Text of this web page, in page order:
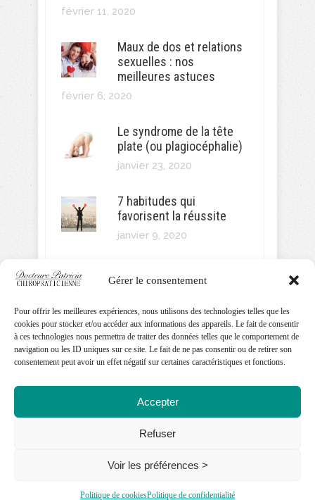
Gérer le consentement
Pour offrir les meilleures expériences, nous utilisons des technologies telles que les
cookies pour stocker et/ou accéder aux informations des appareils. Le fait de consentir
à ces technologies nous permettra de traiter des données telles que le comportement de
navigation ou les ID uniques sur ce site. Le fait de ne pas consentir ou de retirer son
consentement peut avoir un effet négatif sur certaines caractéristiques et fonctions.
Accepter
Refuser
Voir les préférences >
Politique de cookiesPolitique de confidentialité
février 11, 2020
Maux de dos et relations
sexuelles : nos
meilleures astuces
février 6, 2020
Le syndrome de la tête
plate (ou plagiocéphalie)
janvier 23, 2020
7 habitudes qui
favorisent la réussite
janvier 9, 2020
SUIVEZ MOI!
Ferland-Mercier,